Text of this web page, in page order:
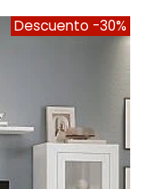
Descuento -30%